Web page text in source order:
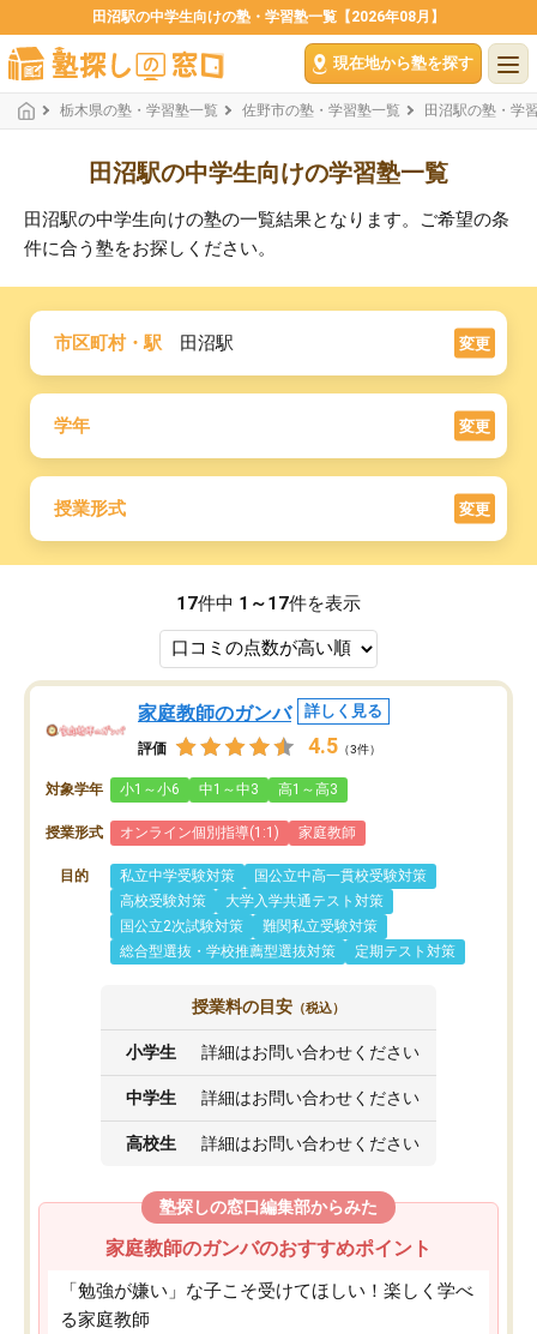
田沼駅の中学生向けの塾・学習塾一覧【2026年08月】
現在地から塾を探す
栃木県の塾・学習塾一覧 佐野市の塾・学習塾一覧 田沼駅の塾・学
田沼駅の中学生向けの学習塾一覧
田沼駅の中学生向けの塾の一覧結果となります。ご希望の条
件に合う塾をお探しください。
市区町村・駅 田沼駅 変更
学年 変更
授業形式 変更
17件中 1～17件を表示
家庭教師のガンバ 詳しく見る
評価 4.5 （3件）
対象学年 小1～小6 中1～中3 高1～高3
授業形式 オンライン個別指導(1:1) 家庭教師
目的 私立中学受験対策
国公立中高一貫校受験対策
高校受験対策
大学入学共通テスト対策
国公立2次試験対策
難関私立受験対策
総合型選抜・学校推薦型選抜対策
定期テスト対策
授業料の目安 （税込）
小学生 詳細はお問い合わせください
中学生 詳細はお問い合わせください
高校生 詳細はお問い合わせください
塾探しの窓口編集部からみた
家庭教師のガンバのおすすめポイント
「勉強が嫌い」な子こそ受けてほしい！楽しく学べ
る家庭教師